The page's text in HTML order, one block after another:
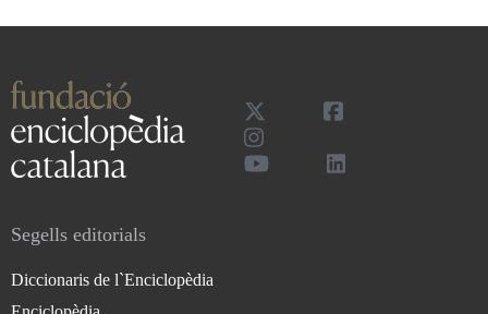
Segells editorials
Diccionaris de l`Enciclopèdia